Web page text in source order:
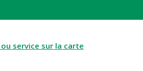
service sur la carte